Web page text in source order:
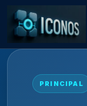
PRINCIPAL